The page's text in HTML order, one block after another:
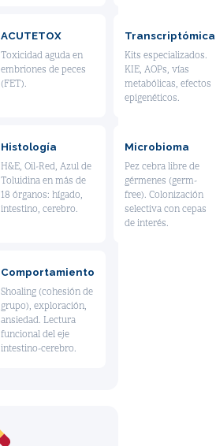
ACUTETOX
Toxicidad aguda en
embriones de peces
(FET).
Transcriptómica
Kits especializados.
KIE, AOPs, vías
metabólicas, efectos
epigenéticos.
Histología
H&E, Oil-Red, Azul de
Toluidina en más de
18 órganos: hígado,
intestino, cerebro.
Microbioma
Pez cebra libre de
gérmenes (germ-
free). Colonización
selectiva con cepas
de interés.
Comportamiento
Shoaling (cohesión de
grupo), exploración,
ansiedad. Lectura
funcional del eje
intestino-cerebro.